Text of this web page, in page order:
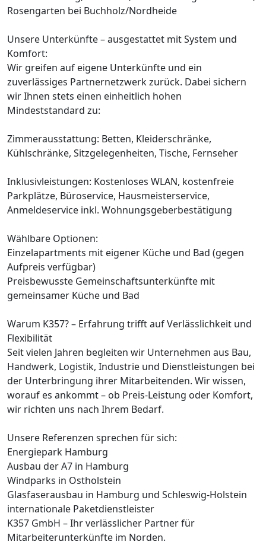
Rosengarten bei Buchholz/Nordheide
Unsere Unterkünfte – ausgestattet mit System und
Komfort:
Wir greifen auf eigene Unterkünfte und ein
zuverlässiges Partnernetzwerk zurück. Dabei sichern
wir Ihnen stets einen einheitlich hohen
Mindeststandard zu:
Zimmerausstattung: Betten, Kleiderschränke,
Kühlschränke, Sitzgelegenheiten, Tische, Fernseher
Inklusivleistungen: Kostenloses WLAN, kostenfreie
Parkplätze, Büroservice, Hausmeisterservice,
Anmeldeservice inkl. Wohnungsgeberbestätigung
Wählbare Optionen:
Einzelapartments mit eigener Küche und Bad (gegen
Aufpreis verfügbar)
Preisbewusste Gemeinschaftsunterkünfte mit
gemeinsamer Küche und Bad
Warum K357? – Erfahrung trifft auf Verlässlichkeit und
Flexibilität
Seit vielen Jahren begleiten wir Unternehmen aus Bau,
Handwerk, Logistik, Industrie und Dienstleistungen bei
der Unterbringung ihrer Mitarbeitenden. Wir wissen,
worauf es ankommt – ob Preis-Leistung oder Komfort,
wir richten uns nach Ihrem Bedarf.
Unsere Referenzen sprechen für sich:
Energiepark Hamburg
Ausbau der A7 in Hamburg
Windparks in Ostholstein
Glasfaserausbau in Hamburg und Schleswig-Holstein
internationale Paketdienstleister
K357 GmbH – Ihr verlässlicher Partner für
Mitarbeiterunterkünfte im Norden.